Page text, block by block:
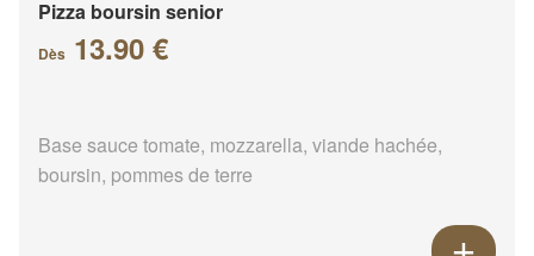
Pizza boursin senior
Dès 13.90 €
Base sauce tomate, mozzarella, viande hachée,
boursin, pommes de terre